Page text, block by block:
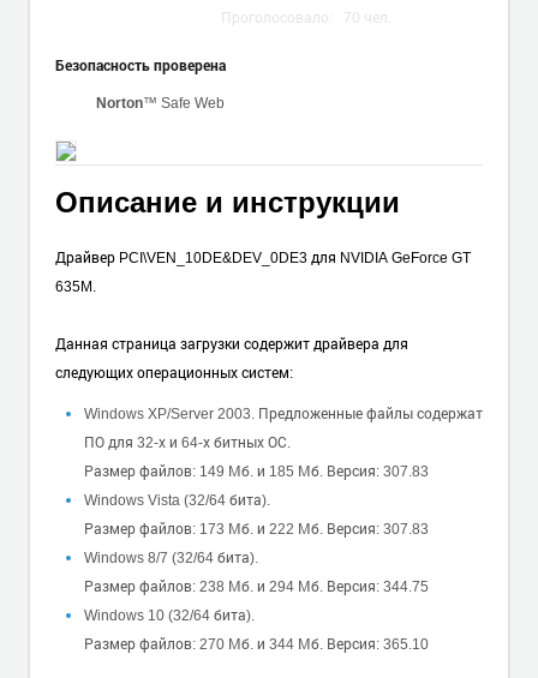
Проголосовало: 70 чел.
Безопасность проверена
Norton™ Safe Web
Описание и инструкции
Драйвер PCI\VEN_10DE&DEV_0DE3 для NVIDIA GeForce GT
635M.
Данная страница загрузки содержит драйвера для
следующих операционных систем:
Windows XP/Server 2003. Предложенные файлы содержат
ПО для 32-х и 64-х битных ОС.
Размер файлов: 149 Мб. и 185 Мб. Версия: 307.83
Windows Vista (32/64 бита).
Размер файлов: 173 Мб. и 222 Мб. Версия: 307.83
Windows 8/7 (32/64 бита).
Размер файлов: 238 Мб. и 294 Мб. Версия: 344.75
Windows 10 (32/64 бита).
Размер файлов: 270 Мб. и 344 Мб. Версия: 365.10